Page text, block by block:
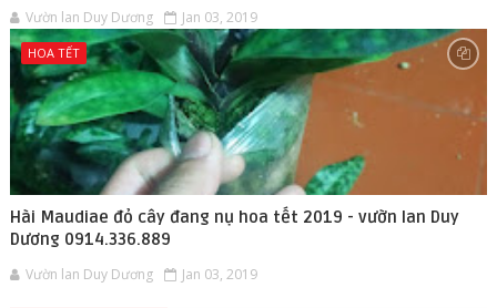
Vườn lan Duy Dương Jan 03, 2019
HOA TẾT
Hài Maudiae đỏ cây đang nụ hoa tết 2019 - vườn lan Duy
Dương 0914.336.889
Vườn lan Duy Dương Jan 03, 2019